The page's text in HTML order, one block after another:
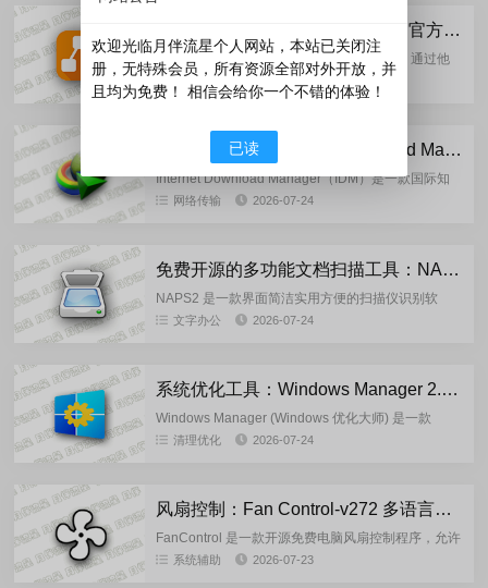
流程图制作工具：draw.io-31.0.2 官方正式版
draw.io 是一个开源免费的流程图制作工具，通过他
可以方便的制作流程图。他包括桌面版和一个在线
版，在线版您还可以将项目保存在OneDrive，
文字办公 2026-07-25
IDM下载工具：Internet Download Manager-v6.43.7.3-MagicGenius 静默版
Internet Download Manager（IDM）是一款国际知
名功能强大的下载管理软件，以其多线程下载技术而
网络传输 2026-07-24
免费开源的多功能文档扫描工具：NAPS2-8.3.2 官方正式版
NAPS2 是一款界面简洁实用方便的扫描仪识别软
件，支持 Windows、macOS 和 Linux 操作系统，可
文字办公 2026-07-24
系统优化工具：Windows Manager 2.4.0 绿色版
Windows Manager (Windows 优化大师) 是一款
Windows10/11的系统优化工具,提供40多个实用程序
清理优化 2026-07-24
风扇控制：Fan Control-v272 多语言绿色版
FanControl 是一款开源免费电脑风扇控制程序，允许
你控制电脑散热器的各个方面。应用程序界面现代便
系统辅助 2026-07-23
欢迎光临月伴流星个人网站，本站已关闭注
册，无特殊会员，所有资源全部对外开放，并
且均为免费！ 相信会给你一个不错的体验！
已读